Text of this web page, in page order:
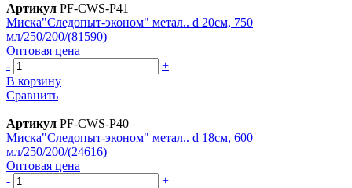
Артикул PF-CWS-P41
Миска"Следопыт-эконом" метал.. d 20см, 750
мл/250/200/(81590)
Оптовая цена
-
+
В корзину
Сравнить
Артикул PF-CWS-P40
Миска"Следопыт-эконом" метал.. d 18см, 600
мл/250/200/(24616)
Оптовая цена
-
+